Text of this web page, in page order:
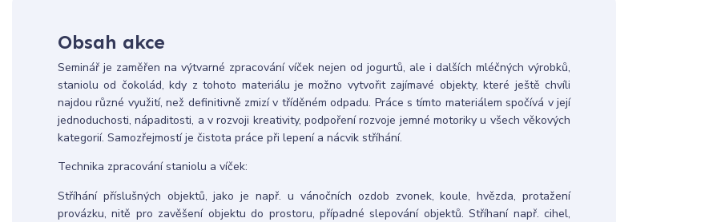
Obsah akce
Seminář je zaměřen na výtvarné zpracování víček nejen od jogurtů, ale i dalších mléčných výrobků,
staniolu od čokolád, kdy z tohoto materiálu je možno vytvořit zajímavé objekty, které ještě chvíli
najdou různé využití, než definitivně zmizí v tříděném odpadu. Práce s tímto materiálem spočívá v její
jednoduchosti, nápaditosti, a v rozvoji kreativity, podpoření rozvoje jemné motoriky u všech věkových
kategorií. Samozřejmostí je čistota práce při lepení a nácvik stříhání.
Technika zpracování staniolu a víček:
Stříhání příslušných objektů, jako je např. u vánočních ozdob zvonek, koule, hvězda, protažení
provázku, nitě pro zavěšení objektu do prostoru, případné slepování objektů. Stříhaní např. cihel,